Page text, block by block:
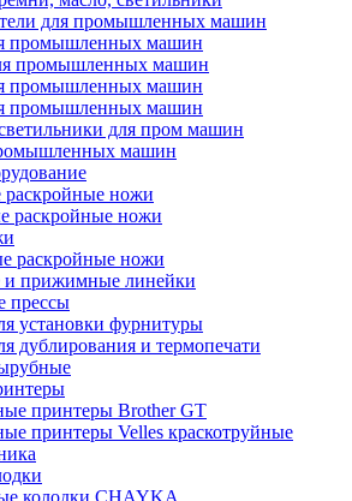
для промышленных машин
промышленных машин
промышленных машин
промышленных машин
промышленных машин
для пром машин
машин
раскройные ножи
раскройные ножи
раскройные ножи
и прижимные линейки
прессы
установки фурнитуры
дублирования и термопечати
принтеры Brother GT
принтеры Velles краскотруйные
колодки CHAYKA